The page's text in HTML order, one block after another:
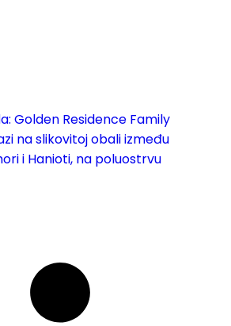
Golden Residence Family
na slikovitoj obali između
i Hanioti, na poluostrvu